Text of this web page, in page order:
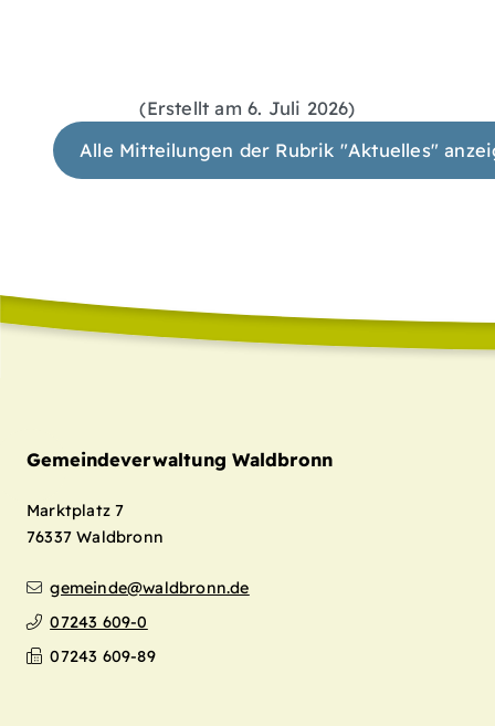
(Erstellt am 6. Juli 2026)
Alle Mitteilungen der Rubrik "Aktuelles"
Gemeindeverwaltung Waldbronn
Marktplatz 7
76337 Waldbronn
gemeinde@waldbronn.de
07243 609-0
07243 609-89